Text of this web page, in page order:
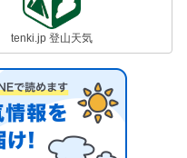
tenki.jp 登山天気